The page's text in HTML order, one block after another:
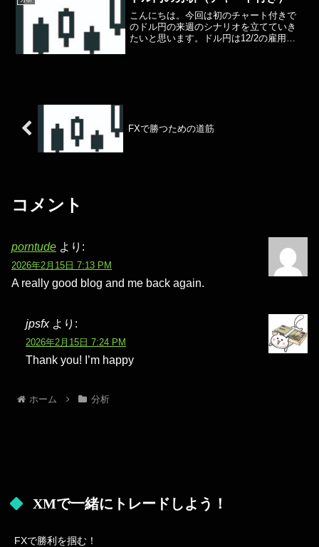
こんにちは。今回は初のチャート付きで
のドル円の来週のシナリオを立てていき
たいと思います。ドル円は12/2の雇用統
FXで勝つための道筋
コメント
porntude より:
2026年2月15日 7:13 PM
A really good blog and me back again.
jpsfx より:
2026年2月15日 7:24 PM
Thank you! I’m happy
ホーム 分析
XMで一緒にトレードしよう！
FXで勝利を掴む！